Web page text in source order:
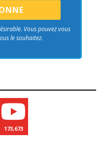
Vous pouvez vous
le souhaitez.
173,673